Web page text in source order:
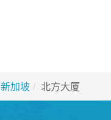
新加坡 北方大厦